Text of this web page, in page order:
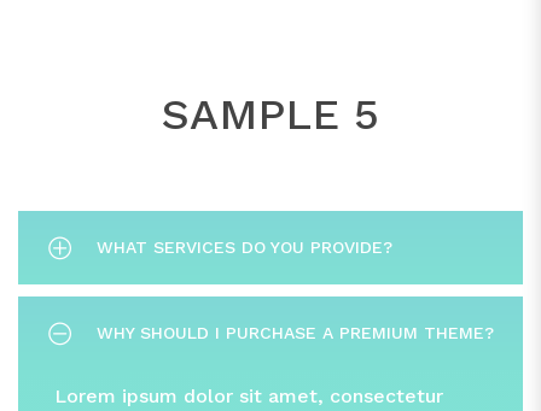
adipiscing elit. Morbi sagittis, sem quis
lacinia faucibus, orci ipsum gravida tortor,
varius consequat magna, id molestie
ipsum volutpat quis. Lorem ipsum dolor
sit amet, consectetur adipiscing elit.
Morbi sagittis, sem quis lacinia faucibus,
orci ipsum gravida tortor.
SAMPLE 5
WHAT SERVICES DO YOU PROVIDE?
adipiscing elit. Morbi sagittis, sem quis lacinia
interdum mi sapien ut justo. Nulla varius
WHY SHOULD I PURCHASE A PREMIUM THEME?
Lorem ipsum dolor sit amet, consectetur